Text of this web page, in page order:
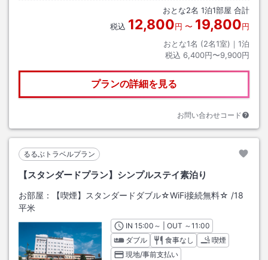
おとな2名 1泊1部屋 合計
税込 12,800円 〜 19,800円
おとな1名 (2名1室)｜ 1泊
税込 6,400円〜9,900円
プランの詳細を見る
お問い合わせコード
るるぶトラベルプラン
【スタンダードプラン】シンプルステイ素泊り
お部屋： 【喫煙】スタンダードダブル☆WiFi接続無料☆ /18
平米
INチェックイン
15:00 ～ | OUT チェックアウト
～11:00
ダブル
食事なし
喫煙
現地/事前支払い